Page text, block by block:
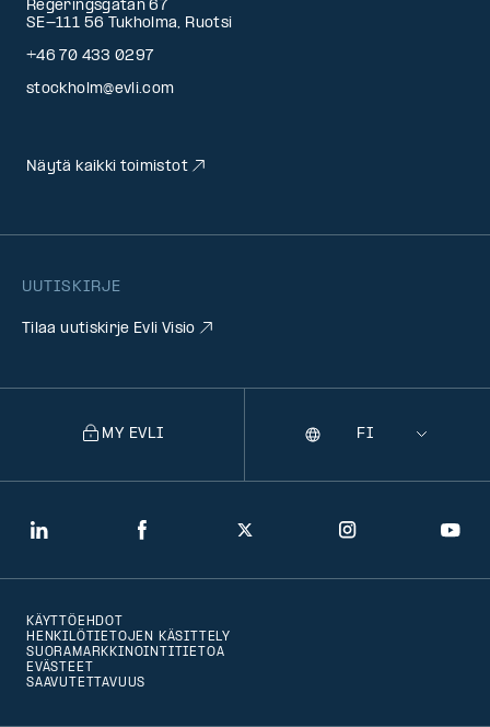
UUTISKIRJE
Tilaa uutiskirje Evli Visio
Regeringsgatan 67
SE-111 56 Tukholma, Ruotsi
+46 70 433 0297
stockholm@evli.com
Näytä kaikki toimistot
LinkedIn Facebook Twitter Instagram
MY EVLI
Selecting
Kieli
KÄYTTÖEHDOT
HENKILÖTIETOJEN KÄSITTELY
SUORAMARKKINOINTITIETOA
EVÄSTEET
SAAVUTETTAVUUS